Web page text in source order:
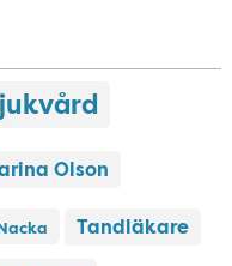
Olson
Tandläkare